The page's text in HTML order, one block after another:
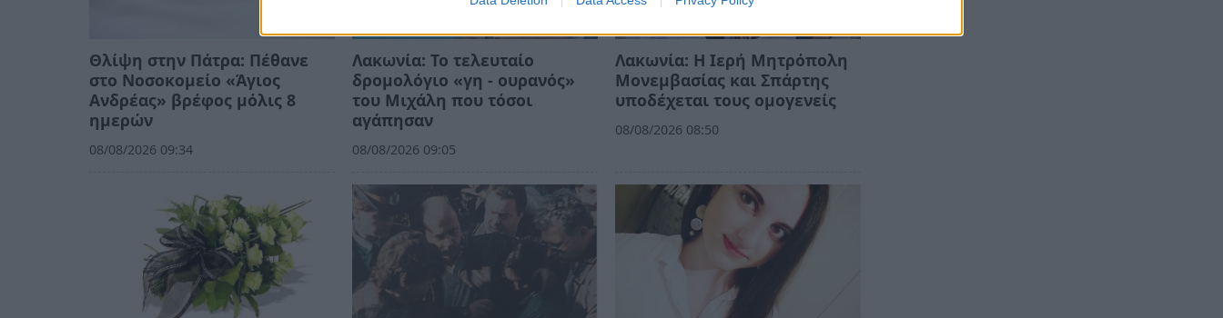
Θλίψη στην Πάτρα: Πέθανε
στο Νοσοκομείο «Άγιος
Ανδρέας» βρέφος μόλις 8
ημερών
08/08/2026 09:34
Λακωνία: Το τελευταίο
δρομολόγιο «γη - ουρανός»
του Μιχάλη που τόσοι
αγάπησαν
08/08/2026 09:05
Λακωνία: Η Ιερή Μητρόπολη
Μονεμβασίας και Σπάρτης
υποδέχεται τους ομογενείς
08/08/2026 08:50